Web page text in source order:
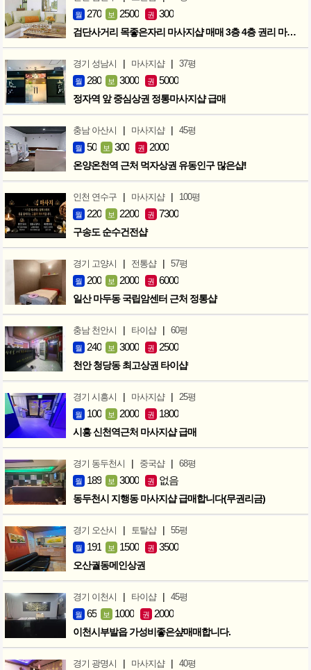
월 270 보 2500 권 300
검단사거리 목좋은자리 마사지샵 매매 3층 4층 권리 마지막인하 300만
경기 성남시 | 마사지샵 | 37평
월 280 보 3000 권 5000
정자역 앞 중심상권 정통마사지샵 급매
충남 아산시 | 마사지샵 | 45평
월 50 보 300 권 2000
온양온천역 근처 먹자상권 유동인구 많은샵!
인천 연수구 | 마사지샵 | 100평
월 220 보 2200 권 7300
구송도 순수건전샵
경기 고양시 | 전통샵 | 57평
월 200 보 2000 권 6000
일산 마두동 국립암센터 근처 정통샵
충남 천안시 | 타이샵 | 60평
월 240 보 3000 권 2500
천안 청당동 최고상권 타이샵
경기 시흥시 | 마사지샵 | 25평
월 100 보 2000 권 1800
시흥 신천역근처 마사지샵 급매
경기 동두천시 | 중국샵 | 68평
월 189 보 3000 권 없음
동두천시 지행동 마사지샵 급매합니다(무권리금)
경기 오산시 | 토탈샵 | 55평
월 191 보 1500 권 3500
오산궐동메인상권
경기 이천시 | 타이샵 | 45평
월 65 보 1000 권 2000
이천시부발읍 가성비좋은샾매매합니다.
경기 광명시 | 마사지샵 | 40평